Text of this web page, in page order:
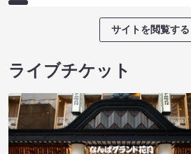
サイトを閲覧する
ライブチケット